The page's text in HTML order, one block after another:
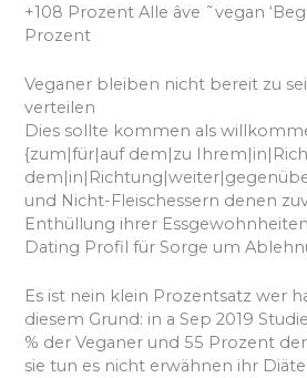
+108 Prozent Alle âve ˜vegan
Prozent
Veganer bleiben nicht bereit zu
verteilen
Dies sollte kommen als
{zum|für|auf dem|zu
und Nicht-Fleischessern denen
Enthüllung ihrer
Dating Profil für Sorge um
Es ist nein klein Prozentsatz wer
diesem Grund: in a Sep 2019
% der Veganer und 55 Prozent
sie tun es nicht erwähnen ihr